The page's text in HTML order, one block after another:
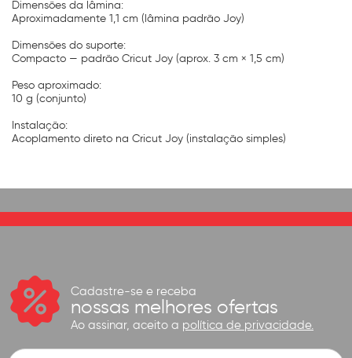
Dimensões da lâmina:
Aproximadamente 1,1 cm (lâmina padrão Joy)
Dimensões do suporte:
Compacto — padrão Cricut Joy (aprox. 3 cm × 1,5 cm)
Peso aproximado:
10 g (conjunto)
Instalação:
Acoplamento direto na Cricut Joy (instalação simples)
Cadastre-se e receba
nossas melhores ofertas
Ao assinar, aceito a política de privacidade.